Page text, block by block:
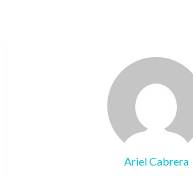
Ariel Cabrera